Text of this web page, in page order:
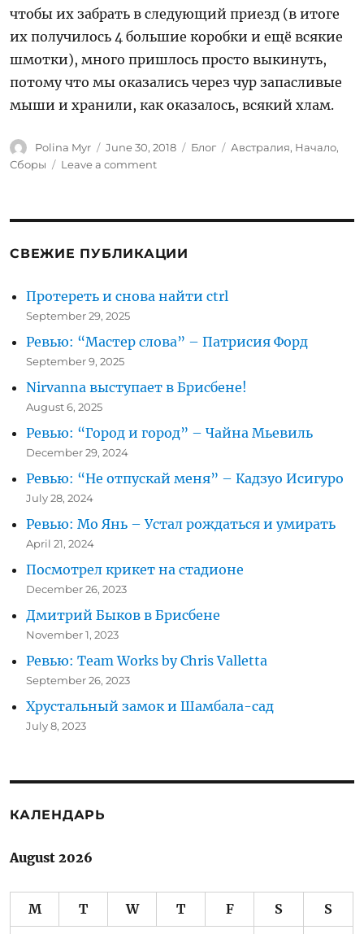
чтобы их забрать в следующий приезд (в итоге
их получилось 4 большие коробки и ещё всякие
шмотки), много пришлось просто выкинуть,
потому что мы оказались через чур запасливые
мыши и хранили, как оказалось, всякий хлам.
Author
Polina Myr
Posted
on
June 30, 2018 Categories
Блог Tags
Австралия, Начало,
Сборы
Leave a commenton
СВЕЖИЕ ПУБЛИКАЦИИ
Протереть и снова найти ctrl
September 29, 2025
Ревью: “Мастер слова” – Патрисия Форд
September 9, 2025
Nirvanna выступает в Брисбене!
August 6, 2025
Ревью: “Город и город” – Чайна Мьевиль
December 29, 2024
Ревью: “Не отпускай меня” – Кадзуо Исигуро
July 28, 2024
Ревью: Мо Янь – Устал рождаться и умирать
April 21, 2024
Посмотрел крикет на стадионе
December 26, 2023
Дмитрий Быков в Брисбене
November 1, 2023
Ревью: Team Works by Chris Valletta
September 26, 2023
Хрустальный замок и Шамбала-сад
July 8, 2023
КАЛЕНДАРЬ
August 2026
M T W T F S S